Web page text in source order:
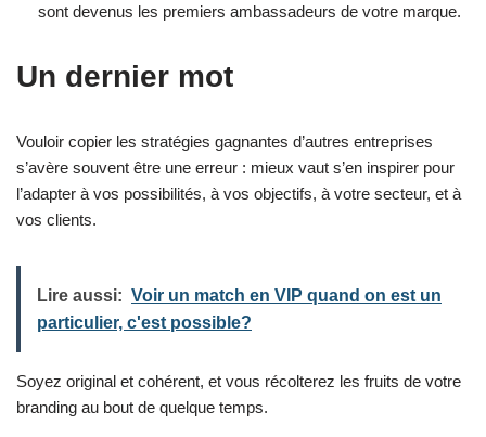
sont devenus les premiers ambassadeurs de votre marque.
Un dernier mot
Vouloir copier les stratégies gagnantes d’autres entreprises
s’avère souvent être une erreur : mieux vaut s’en inspirer pour
l’adapter à vos possibilités, à vos objectifs, à votre secteur, et à
vos clients.
Lire aussi: Voir un match en VIP quand on est un
particulier, c'est possible?
Soyez original et cohérent, et vous récolterez les fruits de votre
branding au bout de quelque temps.